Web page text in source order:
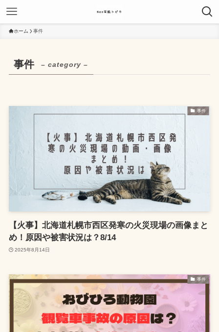
ホーム 事件
事件 – category –
事件
【火事】北海道札幌市西区発寒の火災現場の画像まと
め！原因や被害状況は？8/14
2025年8月14日
事件